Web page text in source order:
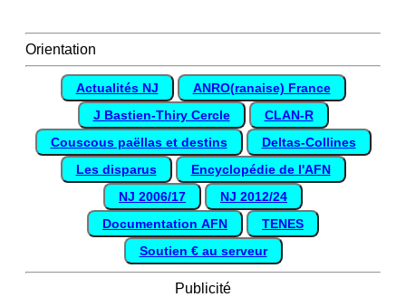
Orientation
Actualités NJ
ANRO(ranaise) France
J Bastien-Thiry Cercle
CLAN-R
Couscous paëllas et destins
Deltas-Collines
Les disparus
Encyclopédie de l'AFN
NJ 2006/17
NJ 2012/24
Documentation AFN
TENES
Soutien € au serveur
Publicité